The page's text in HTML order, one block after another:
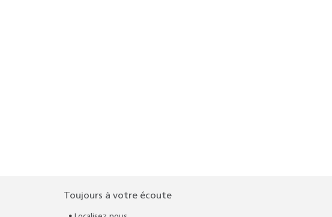
Toujours à votre écoute